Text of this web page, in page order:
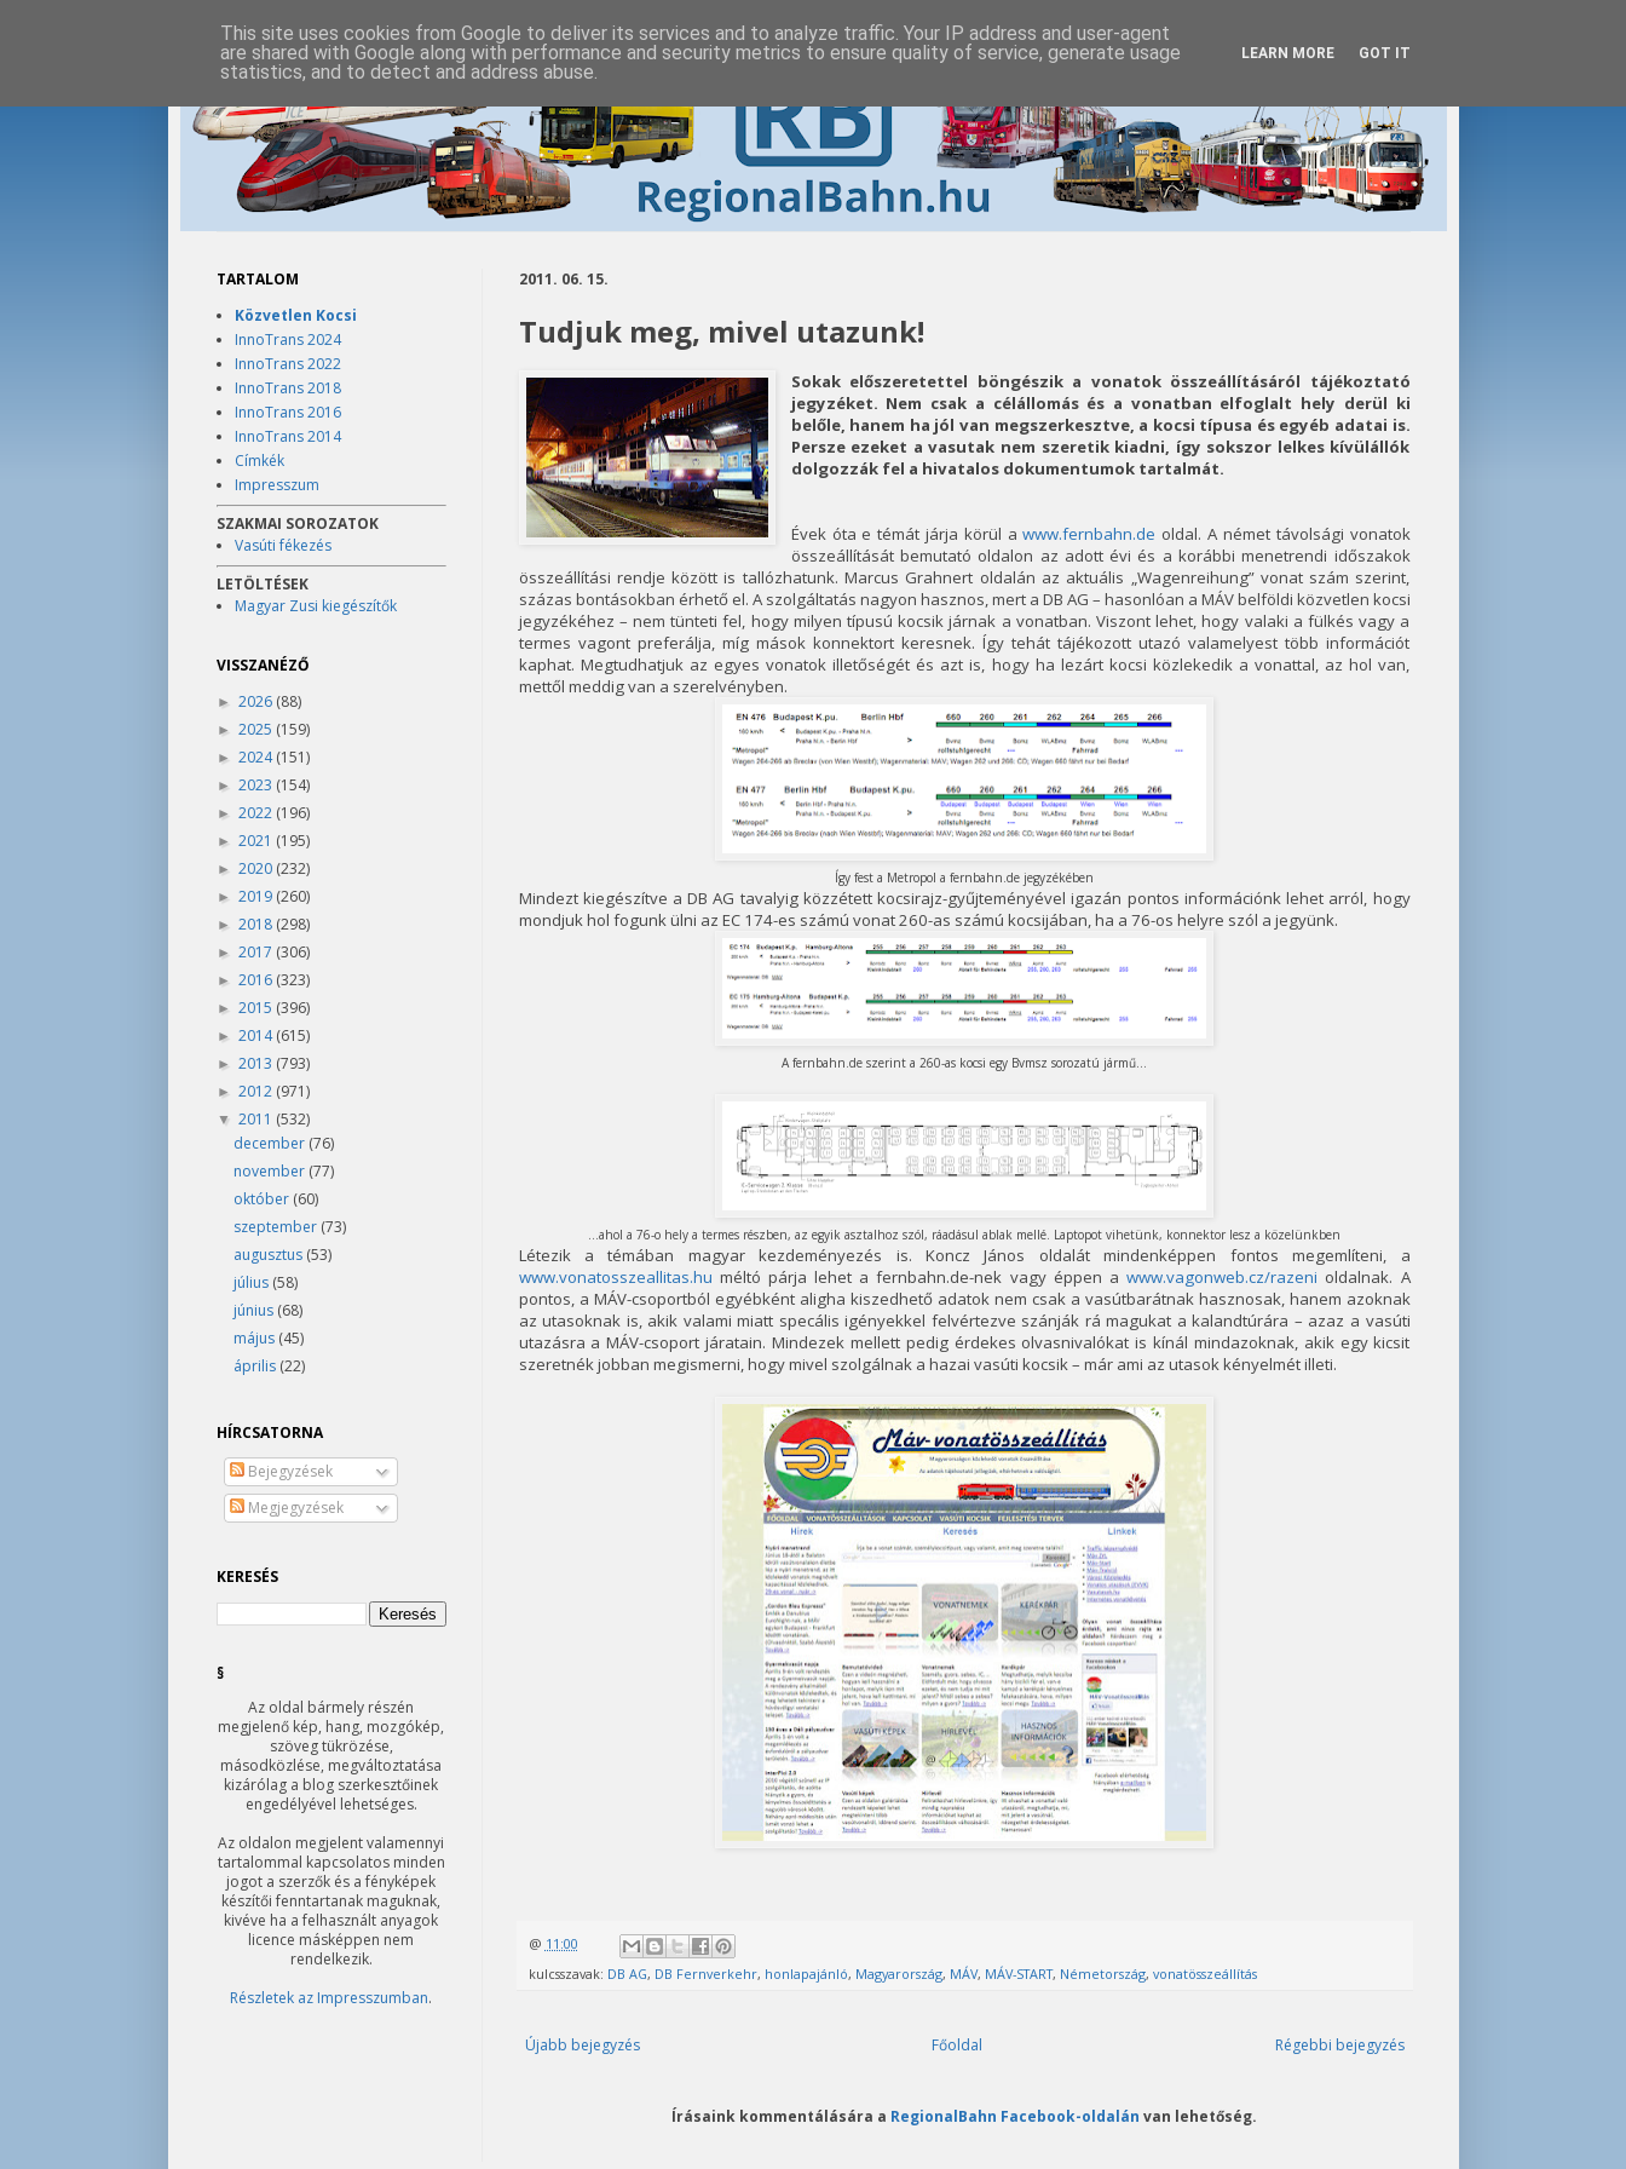
2011. 06. 15.
Tudjuk meg, mivel utazunk!
Sokak előszeretettel böngészik a vonatok összeállításáról tájékoztató
jegyzéket. Nem csak a célállomás és a vonatban elfoglalt hely derül ki
belőle, hanem ha jól van megszerkesztve, a kocsi típusa és egyéb adatai is.
Persze ezeket a vasutak nem szeretik kiadni, így sokszor lelkes kívülállók
dolgozzák fel a hivatalos dokumentumok tartalmát.
Évek óta e témát járja körül awww.fernbahn.de oldal. A német távolsági vonatok
összeállítását bemutató oldalon az adott évi és a korábbi menetrendi időszakok
összeállítási rendje között is tallózhatunk. Marcus Grahnert oldalán az aktuális „Wagenreihung” vonat szám szerint,
százas bontásokban érhető el. A szolgáltatás nagyon hasznos, mert a DB AG – hasonlóan a MÁV belföldi közvetlen kocsi
jegyzékéhez – nem tünteti fel, hogy milyen típusú kocsik járnak a vonatban. Viszont lehet, hogy valaki a fülkés vagy a
termes vagont preferálja, míg mások konnektort keresnek. Így tehát tájékozott utazó valamelyest több információt
kaphat. Megtudhatjuk az egyes vonatok illetőségét és azt is, hogy ha lezárt kocsi közlekedik a vonattal, az hol van,
mettől meddig van a szerelvényben.
Így fest a Metropol a fernbahn.de jegyzékében
Mindezt kiegészítve a DB AG tavalyig közzétett kocsirajz-gyűjteményével igazán pontos információnk lehet arról, hogy
mondjuk hol fogunk ülni az EC 174-es számú vonat 260-as számú kocsijában, ha a 76-os helyre szól a jegyünk.
A fernbahn.de szerint a 260-as kocsi egy Bvmsz sorozatú jármű...
...ahol a 76-o hely a termes részben, az egyik asztalhoz szól, ráadásul ablak mellé. Laptopot vihetünk, konnektor lesz a közelünkben
Létezik a témában magyar kezdeményezés is. Koncz János oldalát mindenképpen fontos megemlíteni, a
www.vonatosszeallitas.hu méltó párja lehet a fernbahn.de-nek vagy éppen awww.vagonweb.cz/razeni oldalnak. A
pontos, a MÁV-csoportból egyébként aligha kiszedhető adatok nem csak a vasútbarátnak hasznosak, hanem azoknak
az utasoknak is, akik valami miatt specális igényekkel felvértezve szánják rá magukat a kalandtúrára – azaz a vasúti
utazásra a MÁV-csoport járatain. Mindezek mellett pedig érdekes olvasnivalókat is kínál mindazoknak, akik egy kicsit
szeretnék jobban megismerni, hogy mivel szolgálnak a hazai vasúti kocsik – már ami az utasok kényelmét illeti.
@ 11:00
kulcsszavak: DB AG, DB Fernverkehr, honlapajánló, Magyarország, MÁV, MÁV-START, Németország, vonatösszeállítás
Újabb bejegyzés Régebbi bejegyzés
Főoldal
Írásaink kommentálására a RegionalBahn Facebook-oldalán van lehetőség.
TARTALOM
Közvetlen Kocsi
InnoTrans 2024
InnoTrans 2022
InnoTrans 2018
InnoTrans 2016
InnoTrans 2014
Címkék
Impresszum
SZAKMAI SOROZATOK
Vasúti fékezés
LETÖLTÉSEK
Magyar Zusi kiegészítők
VISSZANÉZŐ
► 2026 (88)
► 2025 (159)
► 2024(151)
► 2023 (154)
► 2022 (196)
► 2021 (195)
► 2020 (232)
► 2019 (260)
► 2018 (298)
► 2017 (306)
► 2016 (323)
► 2015 (396)
► 2014(615)
► 2013 (793)
► 2012 (971)
▼ 2011 (532)
december (76)
november (77)
október (60)
szeptember (73)
augusztus (53)
július (58)
június (68)
május (45)
április (22)
HÍRCSATORNA
Bejegyzések
Megjegyzések
KERESÉS
§
Az oldal bármely részén
megjelenő kép, hang, mozgókép,
szöveg tükrözése,
másodközlése, megváltoztatása
kizárólag a blog szerkesztőinek
engedélyével lehetséges.
Az oldalon megjelent valamennyi
tartalommal kapcsolatos minden
jogot a szerzők és a fényképek
készítői fenntartanak maguknak,
kivéve ha a felhasznált anyagok
licence másképpen nem
rendelkezik.
Részletek az Impresszumban.
This site uses cookies from Google to deliver its services and to analyze traffic. Your IP address and user-agent
are shared with Google along with performance and security metrics to ensure quality of service, generate usage
statistics, and to detect and address abuse.
LEARN MORE GOT IT